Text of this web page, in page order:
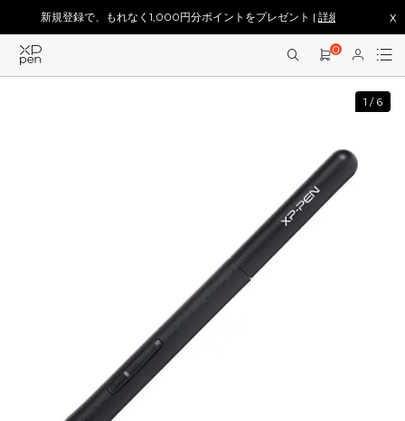
新規登録で、もれなく1,000円分ポイントをプレゼント | 詳細を見る > x
0
1 / 6